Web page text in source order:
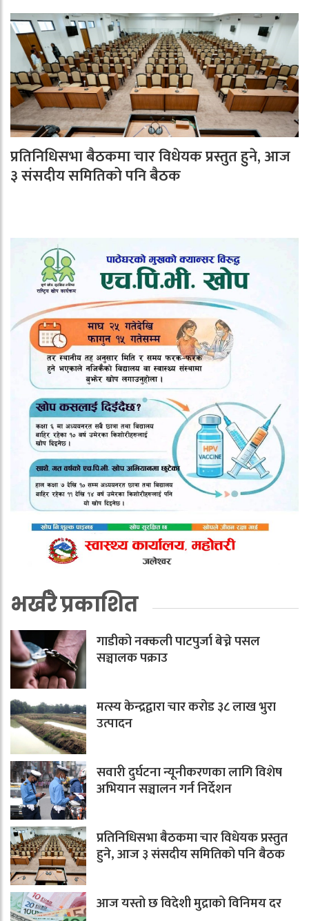
प्रतिनिधिसभा बैठकमा चार विधेयक प्रस्तुत हुने, आज
३ संसदीय समितिको पनि बैठक
भर्खरै प्रकाशित
गाडीको नक्कली पाटपुर्जा बेच्ने पसल
सञ्चालक पक्राउ
मत्स्य केन्द्रद्वारा चार करोड ३८ लाख भुरा
उत्पादन
सवारी दुर्घटना न्यूनीकरणका लागि विशेष
अभियान सञ्चालन गर्न निर्देशन
प्रतिनिधिसभा बैठकमा चार विधेयक प्रस्तुत
हुने, आज ३ संसदीय समितिको पनि बैठक
आज यस्तो छ विदेशी मुद्राको विनिमय दर